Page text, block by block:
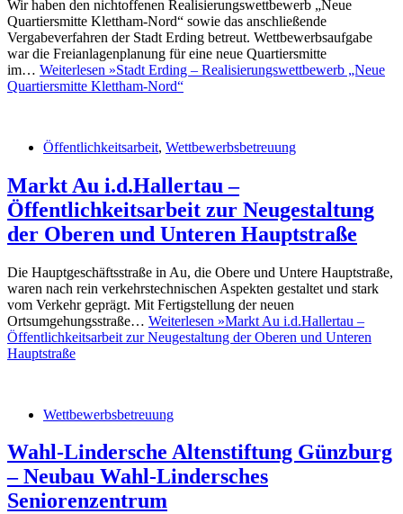
Wir haben den nichtoffenen Realisierungswettbewerb „Neue
Quartiersmitte Klettham-Nord“ sowie das anschließende
Vergabeverfahren der Stadt Erding betreut. Wettbewerbsaufgabe
war die Freianlagenplanung für eine neue Quartiersmitte
im… Weiterlesen »Stadt Erding – Realisierungswettbewerb „Neue
Quartiersmitte Klettham-Nord“
Öffentlichkeitsarbeit, Wettbewerbsbetreuung
Markt Au i.d.Hallertau –
Öffentlichkeitsarbeit zur Neugestaltung
der Oberen und Unteren Hauptstraße
Die Hauptgeschäftsstraße in Au, die Obere und Untere Hauptstraße,
waren nach rein verkehrstechnischen Aspekten gestaltet und stark
vom Verkehr geprägt. Mit Fertigstellung der neuen
Ortsumgehungsstraße… Weiterlesen »Markt Au i.d.Hallertau –
Öffentlichkeitsarbeit zur Neugestaltung der Oberen und Unteren
Hauptstraße
Wettbewerbsbetreuung
Wahl-Lindersche Altenstiftung Günzburg
– Neubau Wahl-Lindersches
Seniorenzentrum